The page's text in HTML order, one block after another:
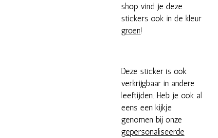
shop vind je deze
stickers ook in de kleur
groen!
Deze sticker is ook
verkrijgbaar in andere
leeftijden. Heb je ook al
eens een kijkje
genomen bij onze
gepersonaliseerde